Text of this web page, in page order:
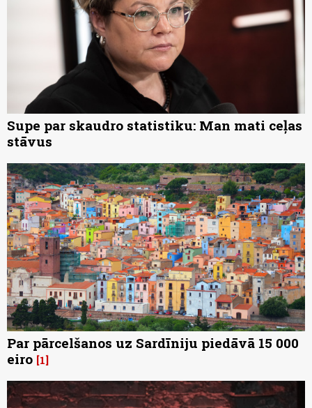
Supe par skaudro statistiku: Man mati ceļas
stāvus
Par pārcelšanos uz Sardīniju piedāvā 15 000
eiro 1